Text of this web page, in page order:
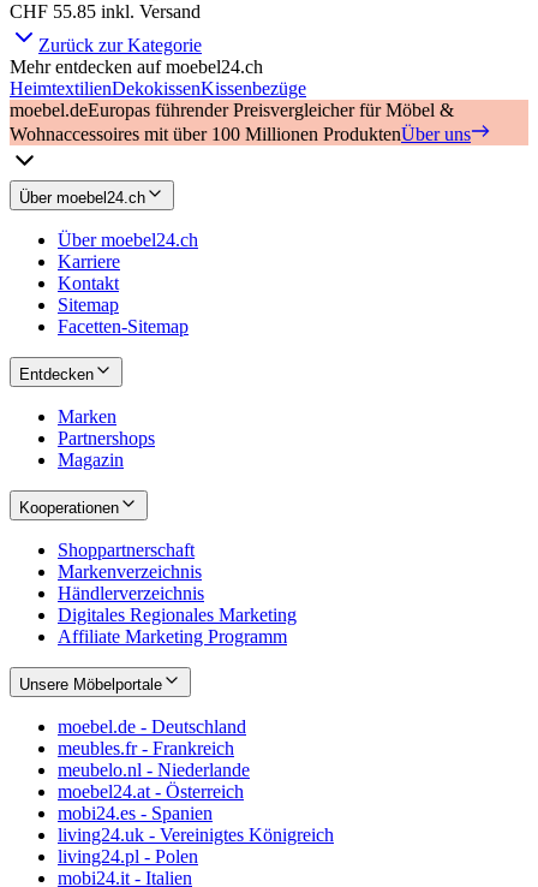
CHF 55.85 inkl. Versand
Zurück zur Kategorie
Mehr entdecken auf moebel24.ch
HeimtextilienDekokissenKissenbezüge
moebel.deEuropas führender Preisvergleicher für Möbel &
Wohnaccessoires mit über 100 Millionen ProduktenÜber uns
Über moebel24.ch
Über moebel24.ch
Karriere
Kontakt
Sitemap
Facetten-Sitemap
Entdecken
Marken
Partnershops
Magazin
Kooperationen
Shoppartnerschaft
Markenverzeichnis
Händlerverzeichnis
Digitales Regionales Marketing
Affiliate Marketing Programm
Unsere Möbelportale
moebel.de - Deutschland
meubles.fr - Frankreich
meubelo.nl - Niederlande
moebel24.at - Österreich
mobi24.es - Spanien
living24.uk - Vereinigtes Königreich
living24.pl - Polen
mobi24.it - Italien